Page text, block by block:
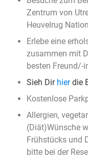
Zentrum von
Heuvelrug
Erlebe eine
zusammen mit
besten Freund/-
Sieh Dir hierdie
Kostenlose
Allergien,
(Diät)Wünsche
Frühstücks und
bitte bei der